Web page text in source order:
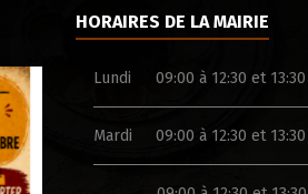
HORAIRES DE LA MAIRIE
Lundi 09:00 à 12:30 et
Mardi 09:00 à 12:30 et